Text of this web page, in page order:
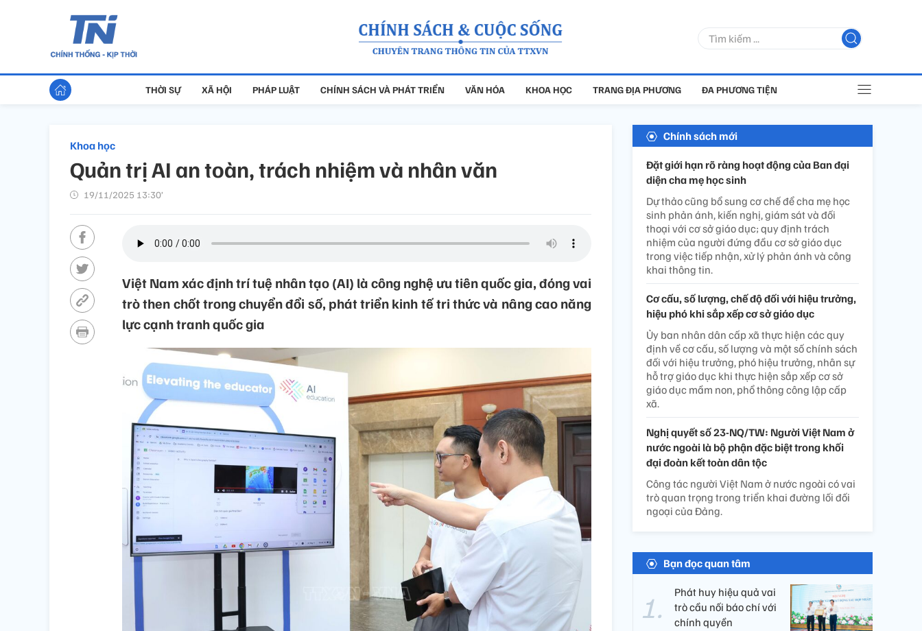
THỜI SỰ XÃ HỘI PHÁP LUẬT CHÍNH SÁCH VÀ PHÁT TRIỂN VĂN HÓA KHOA HỌC TRANG ĐỊA PHƯƠNG ĐA PHƯƠNG TIỆN
Khoa học
Quản trị AI an toàn, trách nhiệm và nhân văn
19/11/2025 13:30’
Việt Nam xác định trí tuệ nhân tạo (AI) là công nghệ ưu tiên quốc gia, đóng vai
trò then chốt trong chuyển đổi số, phát triển kinh tế tri thức và nâng cao năng
lực cạnh tranh quốc gia
Chính sách mới
Đặt giới hạn rõ ràng hoạt động của Ban đại
diện cha mẹ học sinh
Dự thảo cũng bổ sung cơ chế để cha mẹ học
sinh phản ánh, kiến nghị, giám sát và đối
thoại với cơ sở giáo dục; quy định trách
nhiệm của người đứng đầu cơ sở giáo dục
trong việc tiếp nhận, xử lý phản ánh và công
khai thông tin.
Cơ cấu, số lượng, chế độ đối với hiệu trưởng,
hiệu phó khi sắp xếp cơ sở giáo dục
Ủy ban nhân dân cấp xã thực hiện các quy
định về cơ cấu, số lượng và một số chính sách
đối với hiệu trưởng, phó hiệu trưởng, nhân sự
hỗ trợ giáo dục khi thực hiện sắp xếp cơ sở
giáo dục mầm non, phổ thông công lập cấp
xã.
Nghị quyết số 23-NQ/TW: Người Việt Nam ở
nước ngoài là bộ phận đặc biệt trong khối
đại đoàn kết toàn dân tộc
Công tác người Việt Nam ở nước ngoài có vai
trò quan trọng trong triển khai đường lối đối
ngoại của Đảng.
Bạn đọc quan tâm
Phát huy hiệu quả vai
trò cầu nối báo chí với
chính quyền